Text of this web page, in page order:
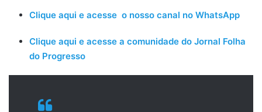
Clique aqui e acesse o nosso canal no WhatsApp
Clique aqui e acesse a comunidade do Jornal Folha
do Progresso